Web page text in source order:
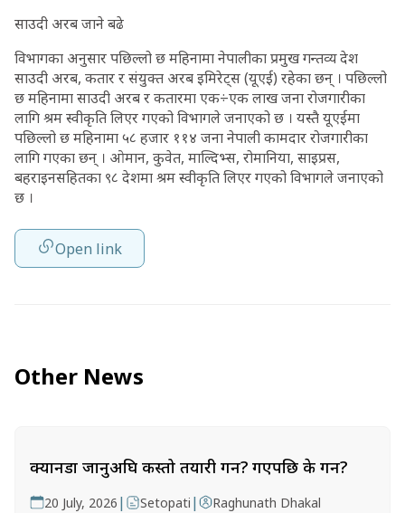
साउदी अरब जाने बढे
विभागका अनुसार पछिल्लो छ महिनामा नेपालीका प्रमुख गन्तव्य देश
साउदी अरब, कतार र संयुक्त अरब इमिरेट्स (यूएई) रहेका छन् । पछिल्लो
छ महिनामा साउदी अरब र कतारमा एक÷एक लाख जना रोजगारीका
लागि श्रम स्वीकृति लिएर गएको विभागले जनाएको छ । यस्तै यूएईमा
पछिल्लो छ महिनामा ५८ हजार ११४ जना नेपाली कामदार रोजगारीका
लागि गएका छन् । ओमान, कुवेत, माल्दिभ्स, रोमानिया, साइप्रस,
बहराइनसहितका ९८ देशमा श्रम स्वीकृति लिएर गएको विभागले जनाएको
छ ।
Open link
Other News
क्यानडा जानुअघि कस्तो तयारी गर्ने? गएपछि के गर्ने?
20 July, 2026 | Setopati | Raghunath Dhakal